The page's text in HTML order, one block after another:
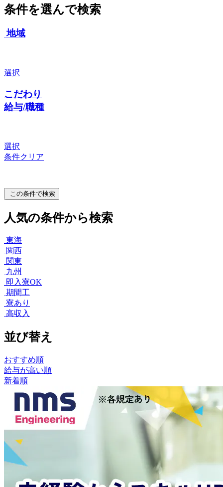
条件を選んで検索
地域
選択
こだわり
給与/職種
選択
条件クリア
この条件で検索
人気の条件から検索
東海
関西
関東
九州
即入寮OK
期間工
寮あり
高収入
並び替え
おすすめ順
給与が高い順
新着順